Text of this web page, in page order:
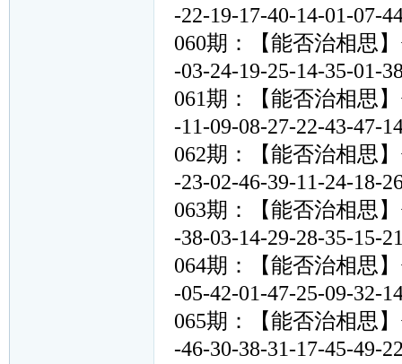
-22-19-17-40-14-01-07-
060期：【能否治相思】
-03-24-19-25-14-35-01-
061期：【能否治相思】
-11-09-08-27-22-43-47-
062期：【能否治相思】
-23-02-46-39-11-24-18-
063期：【能否治相思】
-38-03-14-29-28-35-15-
064期：【能否治相思】
-05-42-01-47-25-09-32-
065期：【能否治相思】
-46-30-38-31-17-45-49-